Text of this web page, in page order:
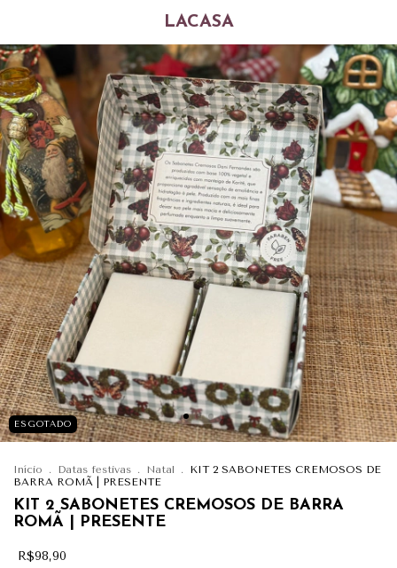
LACASA
ESGOTADO
Início . Datas festivas . Natal .
KIT 2 SABONETES CREMOSOS DE
BARRA ROMÃ | PRESENTE
KIT 2 SABONETES CREMOSOS DE BARRA
ROMÃ | PRESENTE
R$98,90